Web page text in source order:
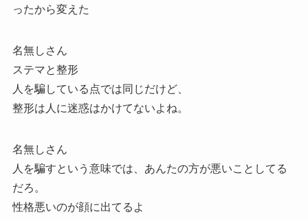
ったから変えた
名無しさん
ステマと整形
人を騙している点では同じだけど、
整形は人に迷惑はかけてないよね。
名無しさん
人を騙すという意味では、あんたの方が悪いことしてる
だろ。
性格悪いのが顔に出てるよ